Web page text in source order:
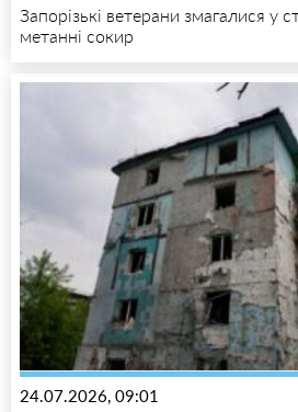
Запорізькі ветерани змагалися у
метанні сокир
24.07.2026, 09:01